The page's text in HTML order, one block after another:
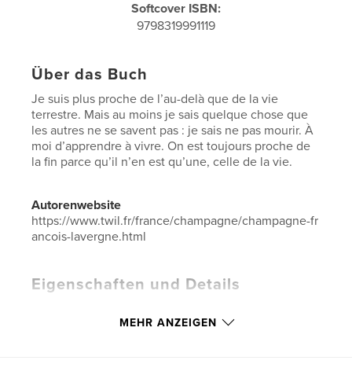
Softcover ISBN:
9798319991119
Über das Buch
Je suis plus proche de l’au-delà que de la vie
terrestre. Mais au moins je sais quelque chose que
les autres ne se savent pas : je sais ne pas mourir. À
moi d’apprendre à vivre. On est toujours proche de
la fin parce qu’il n’en est qu’une, celle de la vie.
Autorenwebsite
https://www.twil.fr/france/champagne/champagne-fr
ancois-lavergne.html
Eigenschaften und Details
MEHR ANZEIGEN